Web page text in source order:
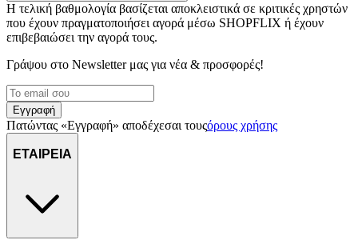
Η τελική βαθμολογία βασίζεται αποκλειστικά σε κριτικές χρηστών
που έχουν πραγματοποιήσει αγορά μέσω SHOPFLIX ή έχουν
επιβεβαιώσει την αγορά τους.
Γράψου στο Νewsletter μας για νέα & προσφορές!
Εγγραφή
Πατώντας «Εγγραφή» αποδέχεσαι τουςόρους χρήσης
ΕΤΑΙΡΕΙΑ